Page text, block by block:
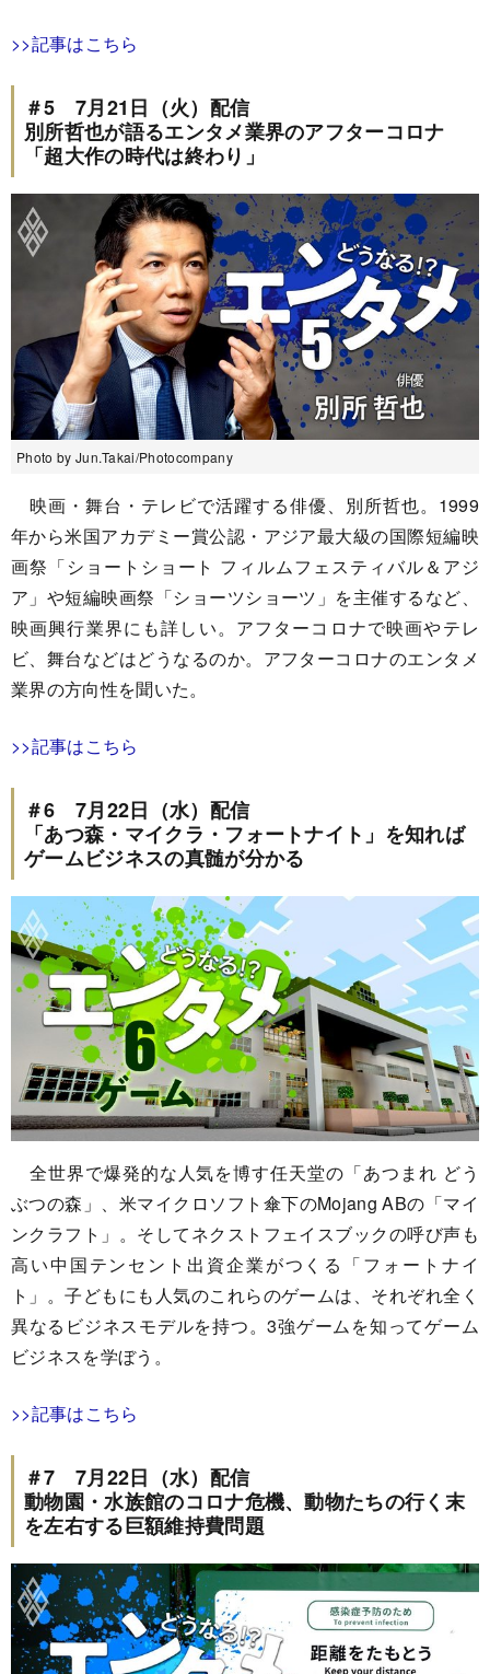
>>記事はこちら
＃5 7月21日（火）配信
別所哲也が語るエンタメ業界のアフターコロナ
「超大作の時代は終わり」
Photo by Jun.Takai/Photocompany
映画・舞台・テレビで活躍する俳優、別所哲也。1999
年から米国アカデミー賞公認・アジア最大級の国際短編映
画祭「ショートショート フィルムフェスティバル＆アジ
ア」や短編映画祭「ショーツショーツ」を主催するなど、
映画興行業界にも詳しい。アフターコロナで映画やテレ
ビ、舞台などはどうなるのか。アフターコロナのエンタメ
業界の方向性を聞いた。
>>記事はこちら
＃6 7月22日（水）配信
「あつ森・マイクラ・フォートナイト」を知れば
ゲームビジネスの真髄が分かる
全世界で爆発的な人気を博す任天堂の「あつまれ どう
ぶつの森」、米マイクロソフト傘下のMojang ABの「マイ
ンクラフト」。そしてネクストフェイスブックの呼び声も
高い中国テンセント出資企業がつくる「フォートナイ
ト」。子どもにも人気のこれらのゲームは、それぞれ全く
異なるビジネスモデルを持つ。3強ゲームを知ってゲーム
ビジネスを学ぼう。
>>記事はこちら
＃7 7月22日（水）配信
動物園・水族館のコロナ危機、動物たちの行く末
を左右する巨額維持費問題